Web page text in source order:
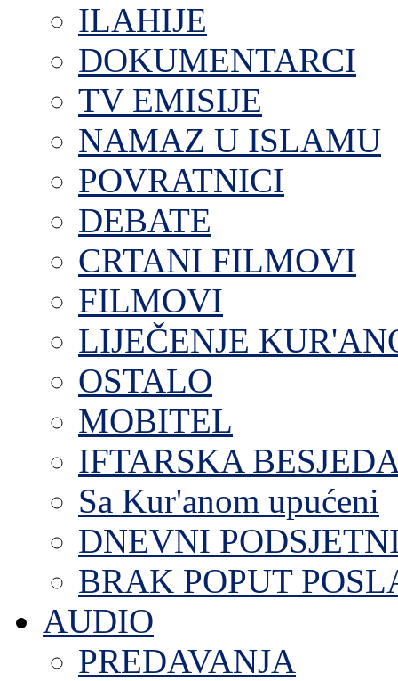
ILAHIJE
DOKUMENTARCI
TV EMISIJE
NAMAZ U ISLAMU
POVRATNICI
DEBATE
CRTANI FILMOVI
FILMOVI
LIJEČENJE
OSTALO
MOBITEL
IFTARSKA
Sa Kur'anom upućeni
DNEVNI
BRAK POPUT
AUDIO
PREDAVANJA